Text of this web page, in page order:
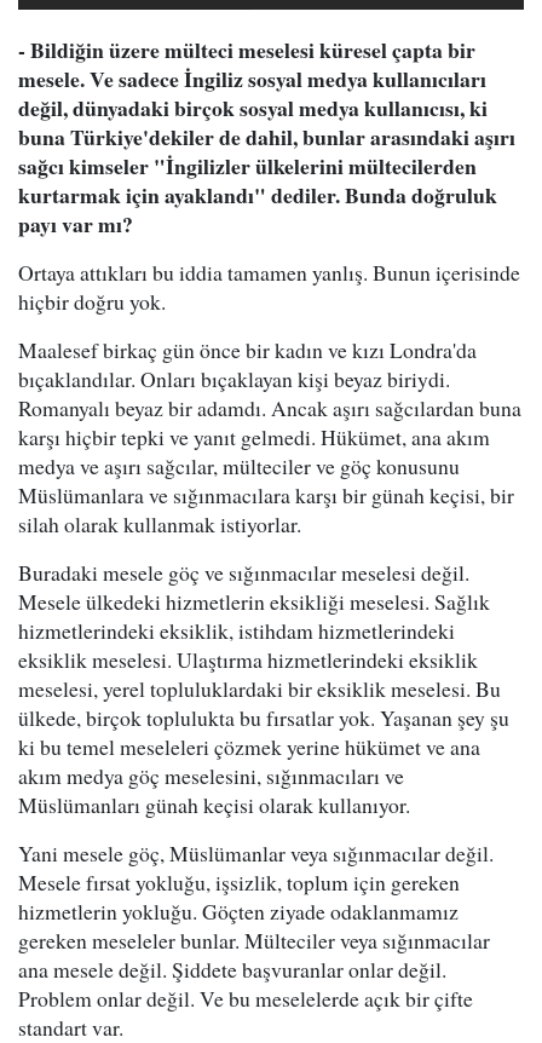
- Bildiğin üzere mülteci meselesi küresel çapta bir
mesele. Ve sadece İngiliz sosyal medya kullanıcıları
değil, dünyadaki birçok sosyal medya kullanıcısı, ki
buna Türkiye'dekiler de dahil, bunlar arasındaki aşırı
sağcı kimseler "İngilizler ülkelerini mültecilerden
kurtarmak için ayaklandı" dediler. Bunda doğruluk
payı var mı?
Ortaya attıkları bu iddia tamamen yanlış. Bunun içerisinde
hiçbir doğru yok.
Maalesef birkaç gün önce bir kadın ve kızı Londra'da
bıçaklandılar. Onları bıçaklayan kişi beyaz biriydi.
Romanyalı beyaz bir adamdı. Ancak aşırı sağcılardan buna
karşı hiçbir tepki ve yanıt gelmedi. Hükümet, ana akım
medya ve aşırı sağcılar, mülteciler ve göç konusunu
Müslümanlara ve sığınmacılara karşı bir günah keçisi, bir
silah olarak kullanmak istiyorlar.
Buradaki mesele göç ve sığınmacılar meselesi değil.
Mesele ülkedeki hizmetlerin eksikliği meselesi. Sağlık
hizmetlerindeki eksiklik, istihdam hizmetlerindeki
eksiklik meselesi. Ulaştırma hizmetlerindeki eksiklik
meselesi, yerel topluluklardaki bir eksiklik meselesi. Bu
ülkede, birçok toplulukta bu fırsatlar yok. Yaşanan şey şu
ki bu temel meseleleri çözmek yerine hükümet ve ana
akım medya göç meselesini, sığınmacıları ve
Müslümanları günah keçisi olarak kullanıyor.
Yani mesele göç, Müslümanlar veya sığınmacılar değil.
Mesele fırsat yokluğu, işsizlik, toplum için gereken
hizmetlerin yokluğu. Göçten ziyade odaklanmamız
gereken meseleler bunlar. Mülteciler veya sığınmacılar
ana mesele değil. Şiddete başvuranlar onlar değil.
Problem onlar değil. Ve bu meselelerde açık bir çifte
standart var.